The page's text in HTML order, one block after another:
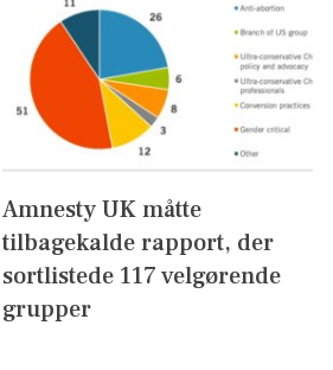
Amnesty UK måtte
tilbagekalde rapport, der
sortlistede 117 velgørende
grupper